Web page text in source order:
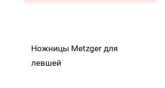
Ножницы Metzger для
левшей